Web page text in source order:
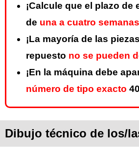
¡Calcule que el plazo de
de una a cuatro semanas
¡La mayoría de las
repuesto no se pueden
¡En la máquina debe
número de tipo exacto
Dibujo técnico de los/